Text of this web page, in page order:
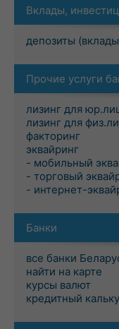
Вклады,
депозиты
Прочие услуги
лизинг для
лизинг для
факторинг
эквайринг
- мобильный
- торговый
- интернет-
Банки
все банки
найти на карте
курсы валют
кредитный